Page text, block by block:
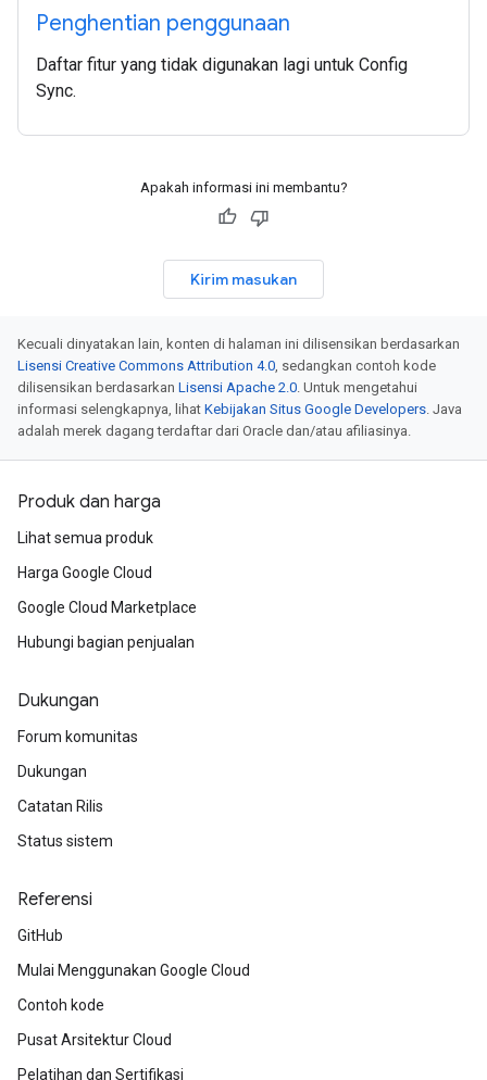
Penghentian penggunaan
Daftar fitur yang tidak digunakan lagi untuk Config
Sync.
Apakah informasi ini membantu?
Kirim masukan
Kecuali dinyatakan lain, konten di halaman ini dilisensikan berdasarkan
Lisensi Creative Commons Attribution 4.0, sedangkan contoh kode
dilisensikan berdasarkan Lisensi Apache 2.0. Untuk mengetahui
informasi selengkapnya, lihat Kebijakan Situs Google Developers. Java
adalah merek dagang terdaftar dari Oracle dan/atau afiliasinya.
Produk dan harga
Lihat semua produk
Harga Google Cloud
Google Cloud Marketplace
Hubungi bagian penjualan
Dukungan
Forum komunitas
Dukungan
Catatan Rilis
Status sistem
Referensi
GitHub
Mulai Menggunakan Google Cloud
Contoh kode
Pusat Arsitektur Cloud
Pelatihan dan Sertifikasi